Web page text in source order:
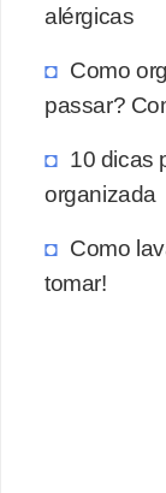
alérgicas
Como
passar?
10 dicas
organizada
Como
tomar!